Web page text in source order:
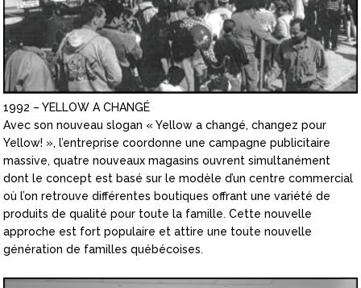
1992 – YELLOW A CHANGÉ
Avec son nouveau slogan « Yellow a changé, changez pour
Yellow! », l’entreprise coordonne une campagne publicitaire
massive, quatre nouveaux magasins ouvrent simultanément
dont le concept est basé sur le modèle d’un centre commercial
où l’on retrouve différentes boutiques offrant une variété de
produits de qualité pour toute la famille. Cette nouvelle
approche est fort populaire et attire une toute nouvelle
génération de familles québécoises.